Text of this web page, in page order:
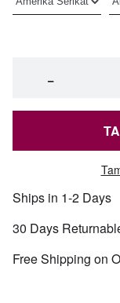
−
Ships in 1-2 Days
30 Days
Free Shipping on